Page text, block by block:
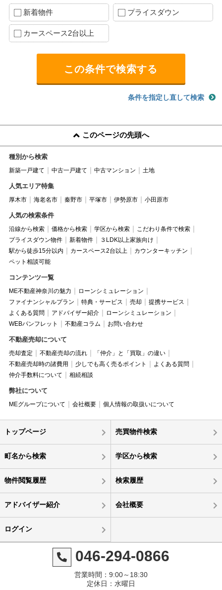
新着物件 プライスダウン
カースペース2台以上
条件を指定し直して検索
このページの先頭へ
種別から検索
新築一戸建て 中古一戸建て 中古マンション 土地
人気エリア特集
厚木市 海老名市 秦野市 平塚市 伊勢原市 小田原市
人気の検索条件
沿線から検索 価格から検索 学区から検索
こだわり条件で検索
プライスダウン物件
新着物件
３LDK以上家族向け
駅から徒歩15分以内
カースペース2台以上
カウンターキッチン
ペット相談可能
コンテンツ一覧
ME不動産神奈川の魅力
ローンシミュレーション
ファイナンシャルプラン
特典・サービス 売却
提携サービス
よくある質問
アドバイザー紹介
ローンシミュレーション
WEBパンフレット
不動産コラム お問い合わせ
不動産売却について
売却査定 不動産売却の流れ
「仲介」と「買取」の違い
不動産売却時の諸費用
少しでも高く売るポイント
よくある質問
仲介手数料について
相続相談
弊社について
MEグループについて 会社概要 個人情報の取扱いについて
トップページ 売買物件検索
町名から検索 学区から検索
物件閲覧履歴 検索履歴
アドバイザー紹介 会社概要
ログイン
046-294-0866
営業時間：9:00～18:30
定休日：水曜日